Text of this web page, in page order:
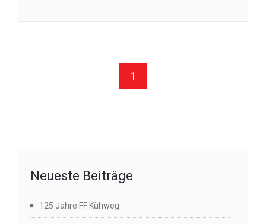
1
Neueste Beiträge
125 Jahre FF Kühweg